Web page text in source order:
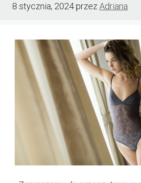
8 stycznia, 2024przez Adriana